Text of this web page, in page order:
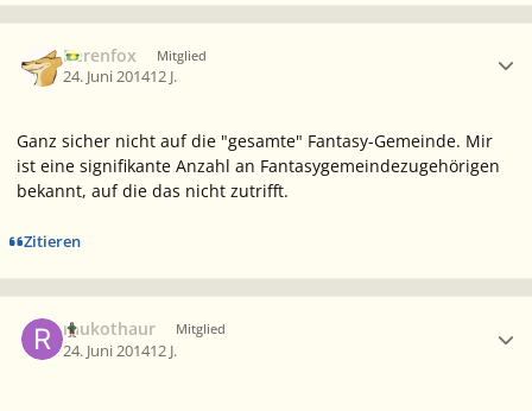
Berenfox Mitglied
24. Juni 201412 J.
Ganz sicher nicht auf die "gesamte" Fantasy-Gemeinde. Mir
ist eine signifikante Anzahl an Fantasygemeindezugehörigen
bekannt, auf die das nicht zutrifft.
Zitieren
raukothaur Mitglied
24. Juni 201412 J.